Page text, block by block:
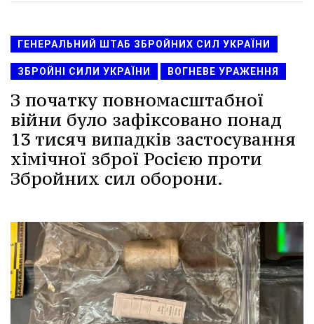
ГЕНЕРАЛЬНИЙ ШТАБ ЗБРОЙНИХ СИЛ УКРАЇНИ
ЗБРОЙНІ СИЛИ УКРАЇНИ ВОГНЕВЕ УРАЖЕННЯ
З початку повномасштабної
війни було зафіксовано понад
13 тисяч випадків застосування
хімічної зброї Росією проти
Збройних сил оборони.